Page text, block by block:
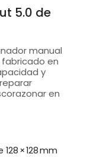
5.0 de
manual
en
y
en
× 128 mm